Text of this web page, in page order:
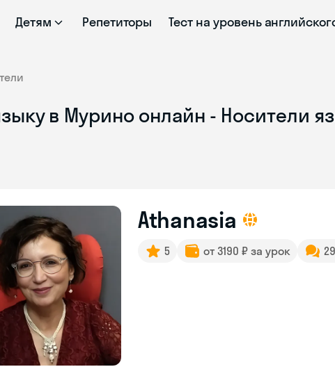
Детям Репетиторы Тест на уровень
в Мурино онлайн - Носители
Athanasia
5 от 3190 ₽ за урок